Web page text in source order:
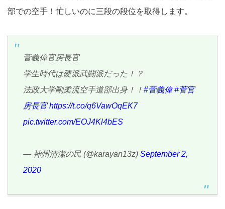
部での空手！忙しいのに三段の段位を取得します。
菅義偉官房長官
学生時代は硬派武闘派だった！？
法政大学剛柔流空手道部出身！！ #菅義偉 #菅官
房長官 https://t.co/q6VawOqEK7
pic.twitter.com/EOJ4Kl4bES
— 神州清潔の民 (@karayan13z) September 2,
2020